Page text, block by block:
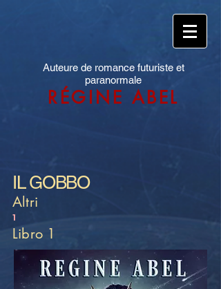
Auteure de romance futuriste et
paranormale
RÉGINE ABEL
IL GOBBO
Altri
1
Libro 1